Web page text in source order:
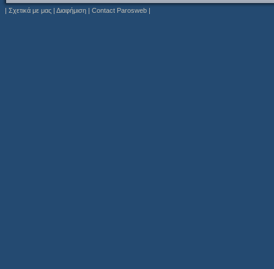
| Σχετικά με μας | Διαφήμιση | Contact Parosweb |